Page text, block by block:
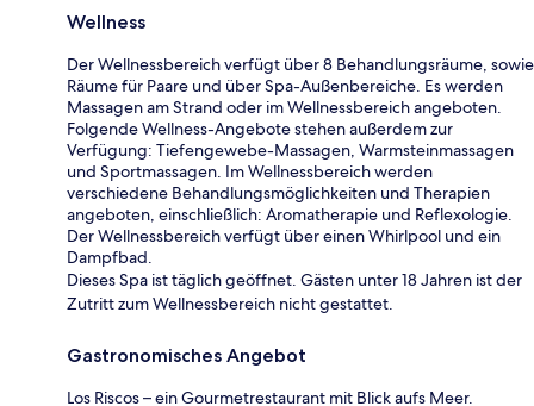
Wellness
Der Wellnessbereich verfügt über 8 Behandlungsräume, sowie
Räume für Paare und über Spa-Außenbereiche. Es werden
Massagen am Strand oder im Wellnessbereich angeboten.
Folgende Wellness-Angebote stehen außerdem zur
Verfügung: Tiefengewebe-Massagen, Warmsteinmassagen
und Sportmassagen. Im Wellnessbereich werden
verschiedene Behandlungsmöglichkeiten und Therapien
angeboten, einschließlich: Aromatherapie und Reflexologie.
Der Wellnessbereich verfügt über einen Whirlpool und ein
Dampfbad.
Dieses Spa ist täglich geöffnet. Gästen unter 18 Jahren ist der
Zutritt zum Wellnessbereich nicht gestattet.
Gastronomisches Angebot
Los Riscos – ein Gourmetrestaurant mit Blick aufs Meer.